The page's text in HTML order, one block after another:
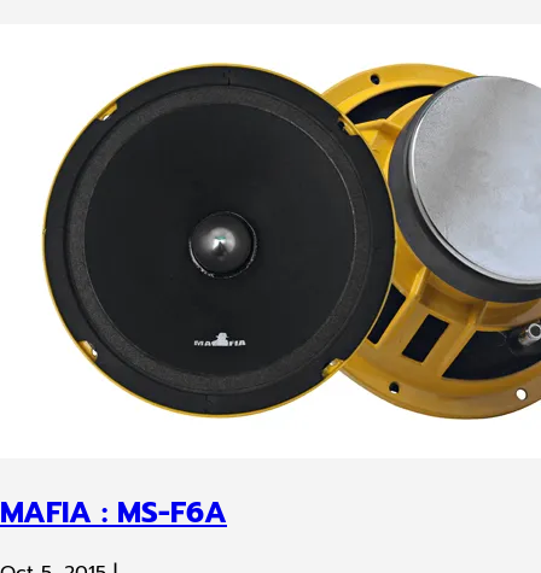
MAFIA : MS-F6A